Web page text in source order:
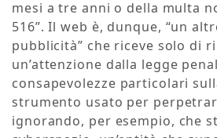
mesi a tre anni o della multa
516”. Il web è, dunque, “un
pubblicità” che riceve solo di
un’attenzione dalla legge
consapevolezze particolari
strumento usato per
ignorando, per esempio, che